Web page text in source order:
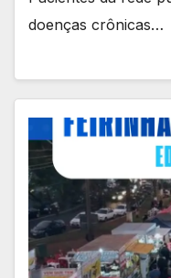
doenças crônicas…